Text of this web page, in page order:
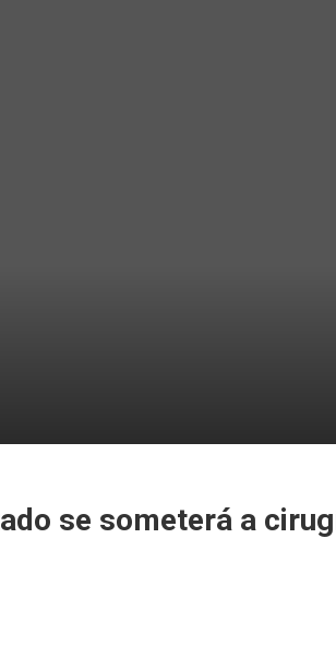
se someterá a